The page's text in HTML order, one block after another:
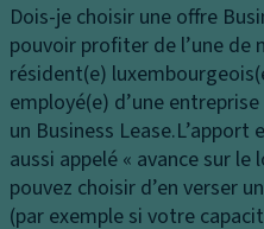
Dois-je choisir une offre
pouvoir profiter de l’une de
résident(e)
employé(e) d’une
un Business Lease.L’apport
aussi appelé « avance sur
pouvez choisir d’en verser
(par exemple si votre